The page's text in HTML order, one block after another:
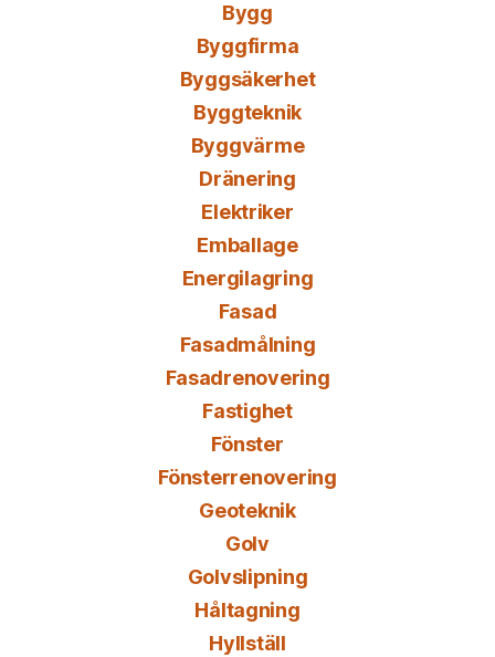
Bygg
Byggfirma
Byggsäkerhet
Byggteknik
Byggvärme
Dränering
Elektriker
Emballage
Energilagring
Fasad
Fasadmålning
Fasadrenovering
Fastighet
Fönster
Fönsterrenovering
Geoteknik
Golv
Golvslipning
Håltagning
Hyllställ